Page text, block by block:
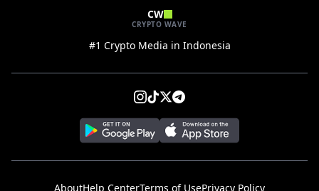
CW
CRYPTO WAVE
#1 Crypto Media in Indonesia
AboutHelp CenterTerms of UsePrivacy Policy